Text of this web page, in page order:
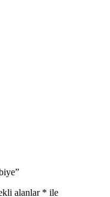
alanlar * ile